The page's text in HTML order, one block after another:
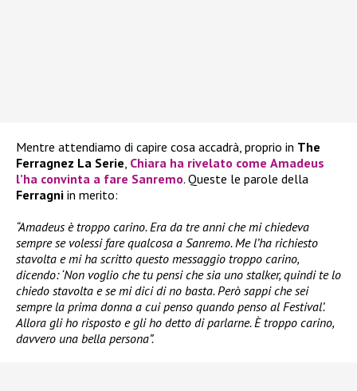
Mentre attendiamo di capire cosa accadrà, proprio in The
Ferragnez La Serie, Chiara ha rivelato come Amadeus
l’ha convinta a fare Sanremo. Queste le parole della
Ferragni in merito:
“Amadeus è troppo carino. Era da tre anni che mi chiedeva
sempre se volessi fare qualcosa a Sanremo. Me l’ha richiesto
stavolta e mi ha scritto questo messaggio troppo carino,
dicendo: ‘Non voglio che tu pensi che sia uno stalker, quindi te lo
chiedo stavolta e se mi dici di no basta. Però sappi che sei
sempre la prima donna a cui penso quando penso al Festival’.
Allora gli ho risposto e gli ho detto di parlarne. È troppo carino,
davvero una bella persona”.